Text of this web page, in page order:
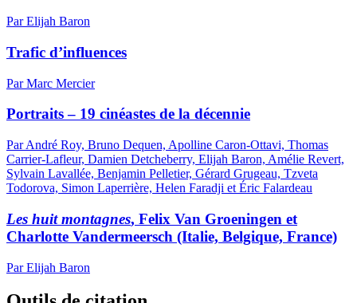
Par Elijah Baron
Trafic d’influences
Par Marc Mercier
Portraits – 19 cinéastes de la décennie
Par André Roy, Bruno Dequen, Apolline Caron-Ottavi, Thomas
Carrier-Lafleur, Damien Detcheberry, Elijah Baron, Amélie Revert,
Sylvain Lavallée, Benjamin Pelletier, Gérard Grugeau, Tzveta
Todorova, Simon Laperrière, Helen Faradji et Éric Falardeau
Les huit montagnes, Felix Van Groeningen et
Charlotte Vandermeersch (Italie, Belgique, France)
Par Elijah Baron